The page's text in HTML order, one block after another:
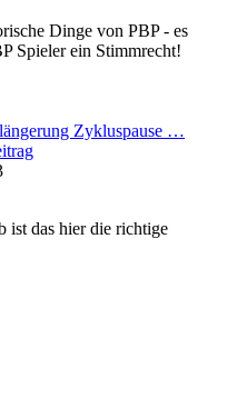
Dinge von PBP - es
Spieler ein Stimmrecht!
Zykluspause …
ist das hier die richtige